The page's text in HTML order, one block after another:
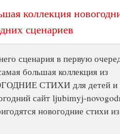
коллекция
сценариев
сценария в первую
большая коллекция из
СТИХИ для детей и
сайт ljubimyj-
новогодние стихи